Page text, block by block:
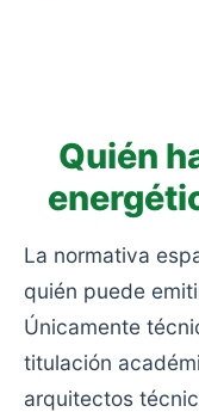
Quién
La normativa
quién puede
Únicamente
titulación
arquitectos